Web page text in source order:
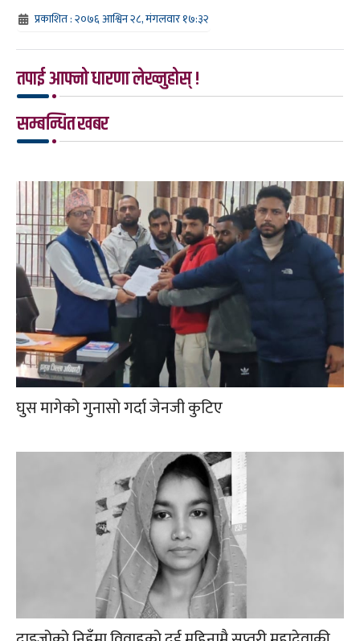
प्रकाशित : २०७६ आश्विन २८, मंगलवार १७:३२
तपाई आफ्नो धारणा लेख्नुहोस् !
सम्बन्धित खबर
घुस मागेको गुनासो गर्दा जेनजी कुटिए